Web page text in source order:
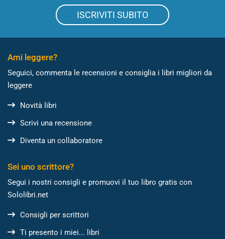
ISCRIVITI SUBITO
Ami leggere?
Seguici, commenta le recensioni e consiglia i libri migliori da
leggere
Novità libri
Scrivi una recensione
Diventa un collaboratore
Sei uno scrittore?
Segui i nostri consigli e promuovi il tuo libro gratis con
Sololibri.net
Consigli per scrittori
Ti presento i miei... libri